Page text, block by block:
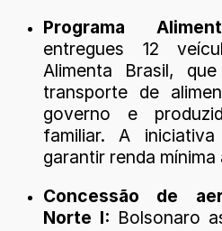
Programa
entregues 12
Alimenta Brasil,
transporte de
governo e
familiar. A
garantir renda
Concessão de
Norte I: Bolsonaro